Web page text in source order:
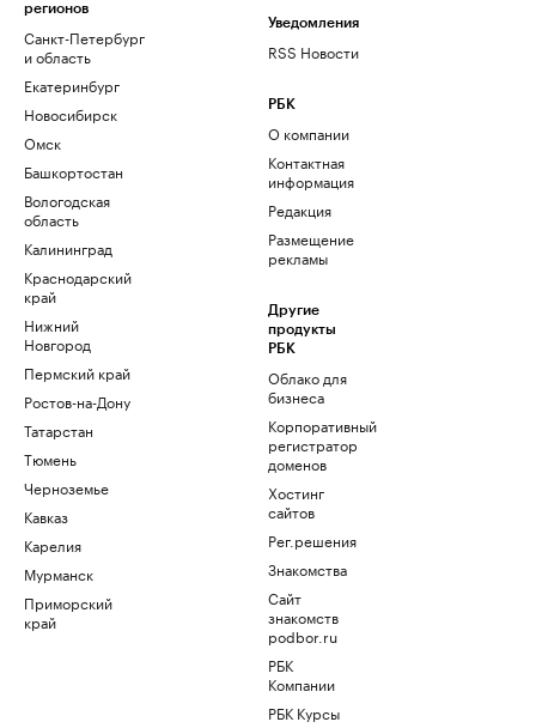
регионов
Санкт-Петербург
и область
Екатеринбург
Новосибирск
Омск
Башкортостан
Вологодская
область
Калининград
Краснодарский
край
Нижний
Новгород
Пермский край
Ростов-на-Дону
Татарстан
Тюмень
Черноземье
Кавказ
Карелия
Мурманск
Приморский
край
Уведомления
RSS Новости
РБК
О компании
Контактная
информация
Редакция
Размещение
рекламы
Другие
продукты
РБК
Облако для
бизнеса
Корпоративный
регистратор
доменов
Хостинг
сайтов
Рег.решения
Знакомства
Сайт
знакомств
podbor.ru
РБК
Компании
РБК Курсы